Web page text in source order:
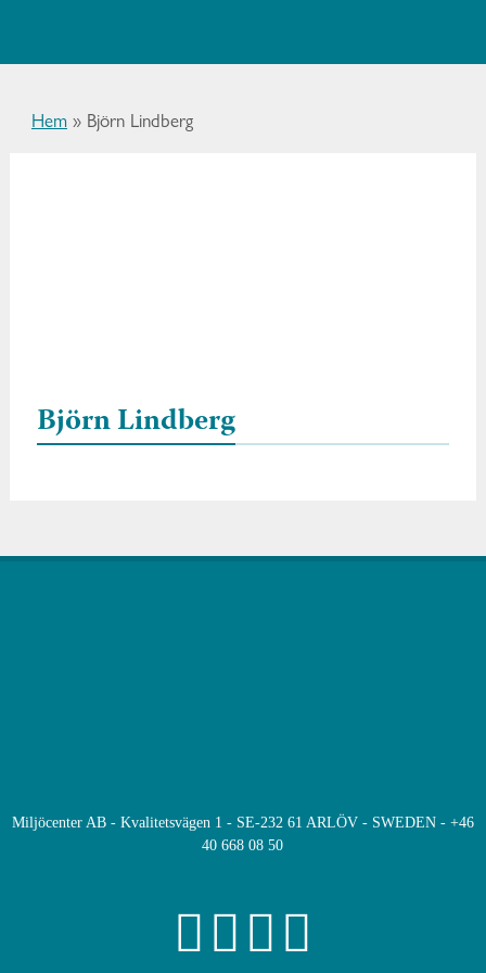
Hem » Björn Lindberg
Björn Lindberg
Miljöcenter AB - Kvalitetsvägen 1 - SE-232 61 ARLÖV - SWEDEN - +46
40 668 08 50